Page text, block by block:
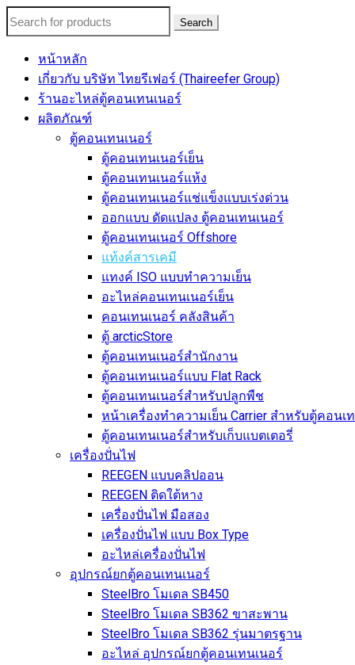
Search
หน้าหลัก
เกี่ยวกับ บริษัท ไทยรีเฟอร์ (Thaireefer Group)
ร้านอะไหล่ตู้คอนเทนเนอร์
ผลิตภัณฑ์
ตู้คอนเทนเนอร์
ตู้คอนเทนเนอร์เย็น
ตู้คอนเทนเนอร์แห้ง
ตู้คอนเทนเนอร์แช่แข็งแบบเร่งด่วน
ออกแบบ ดัดแปลง ตู้คอนเทนเนอร์
ตู้คอนเทนเนอร์ Offshore
แท้งค์สารเคมี
แทงค์ ISO แบบทำความเย็น
อะไหล่คอนเทนเนอร์เย็น
คอนเทนเนอร์ คลังสินค้า
ตู้ arcticStore
ตู้คอนเทนเนอร์สำนักงาน
ตู้คอนเทนเนอร์แบบ Flat Rack
ตู้คอนเทนเนอร์สำหรับปลูกพืช
หน้าเครื่องทำความเย็น Carrier สำหรับตู้คอนเ
ตู้คอนเทนเนอร์สำหรับเก็บแบตเตอรี่
เครื่องปั่นไฟ
REEGEN แบบคลิปออน
REEGEN ติดใต้หาง
เครื่องปั่นไฟ มือสอง
เครื่องปั่นไฟ แบบ Box Type
อะไหล่เครื่องปั่นไฟ
อุปกรณ์ยกตู้คอนเทนเนอร์
SteelBro โมเดล SB450
SteelBro โมเดล SB362 ขาสะพาน
SteelBro โมเดล SB362 รุ่นมาตรฐาน
อะไหล่ อุปกรณ์ยกตู้คอนเทนเนอร์